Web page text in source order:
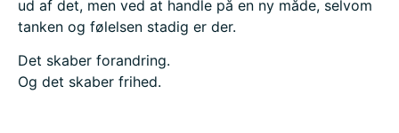
ud af det, men ved at handle på en ny måde, selvom
tanken og følelsen stadig er der.
Det skaber forandring.
Og det skaber frihed.